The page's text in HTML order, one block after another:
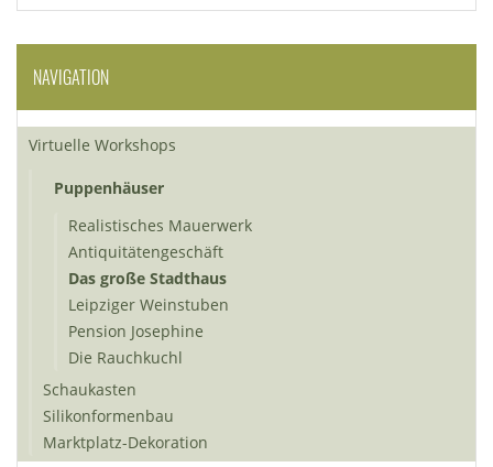
NAVIGATION
Virtuelle Workshops
Puppenhäuser
Realistisches Mauerwerk
Antiquitätengeschäft
Das große Stadthaus
Leipziger Weinstuben
Pension Josephine
Die Rauchkuchl
Schaukasten
Silikonformenbau
Marktplatz-Dekoration